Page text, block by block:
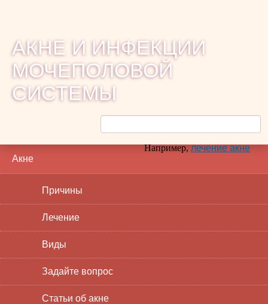
АКНЕ И ИНФЕКЦИИ
МОЧЕПОЛОВОЙ
СИСТЕМЫ
Например,лечение акне
Акне
Причины
Лечение
Виды
Задайте вопрос
Статьи об акне